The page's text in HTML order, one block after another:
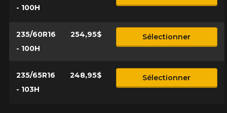
- 100H
235/60R16
- 100H
254,95$ Sélectionner
235/65R16
- 103H
248,95$ Sélectionner